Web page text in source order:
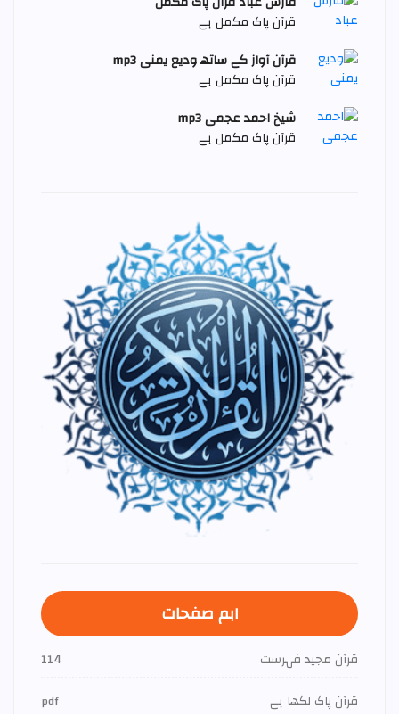
قرآن پاک مکمل ہے
قرآن آواز کے ساتھ وديع يمنی mp3
قرآن پاک مکمل ہے
شیخ احمد عجمی mp3
قرآن پاک مکمل ہے
اہم صفحات
قرآن مجید فہرست
114
قرآن پاک لکھا ہے
pdf